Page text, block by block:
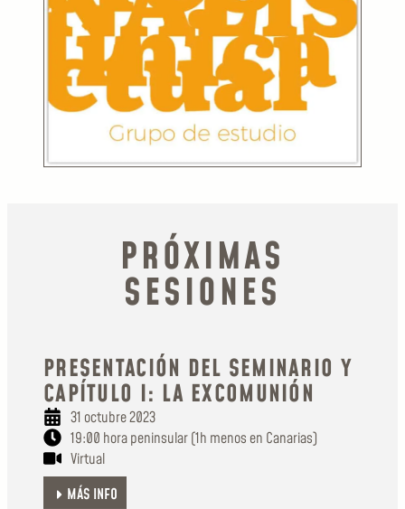
PRÓXIMAS
SESIONES
PRESENTACIÓN DEL SEMINARIO Y
CAPÍTULO I: LA EXCOMUNIÓN
31 octubre 2023
19:00 hora peninsular (1h menos en Canarias)
Virtual
MÁS INFO